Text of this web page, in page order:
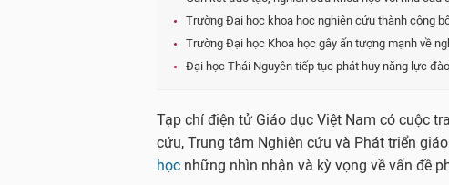
Trường Đại học khoa học nghiên cứu thành công
Trường Đại học Khoa học gây ấn tượng mạnh về
Đại học Thái Nguyên tiếp tục phát huy năng lực
Tạp chí điện tử Giáo dục Việt Nam có cuộc
cứu, Trung tâm Nghiên cứu và Phát triển
học những nhìn nhận và kỳ vọng về vấn đề